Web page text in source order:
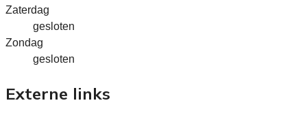
Zaterdag
gesloten
Zondag
gesloten
Externe links